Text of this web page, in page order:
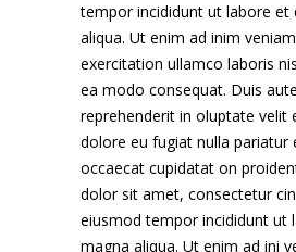
tempor incididunt ut labore et
aliqua. Ut enim ad inim
exercitation ullamco laboris
ea modo consequat. Duis
reprehenderit in oluptate velit
dolore eu fugiat nulla pariatur
occaecat cupidatat on
dolor sit amet, consectetur
eiusmod tempor incididunt ut
magna aliqua. Ut enim ad ini